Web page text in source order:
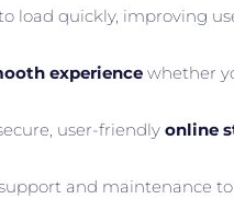
load quickly, improving
experience whether
user-friendly online
and maintenance